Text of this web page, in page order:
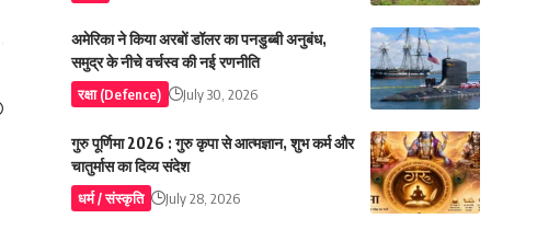
अमेरिका ने किया अरबों डॉलर का पनडुब्बी अनुबंध,
समुद्र के नीचे वर्चस्व की नई रणनीति
रक्षा (Defence) July 30, 2026
गुरु पूर्णिमा 2026 : गुरु कृपा से आत्मज्ञान, शुभ कर्म और
चातुर्मास का दिव्य संदेश
धर्म / संस्कृति July 28, 2026